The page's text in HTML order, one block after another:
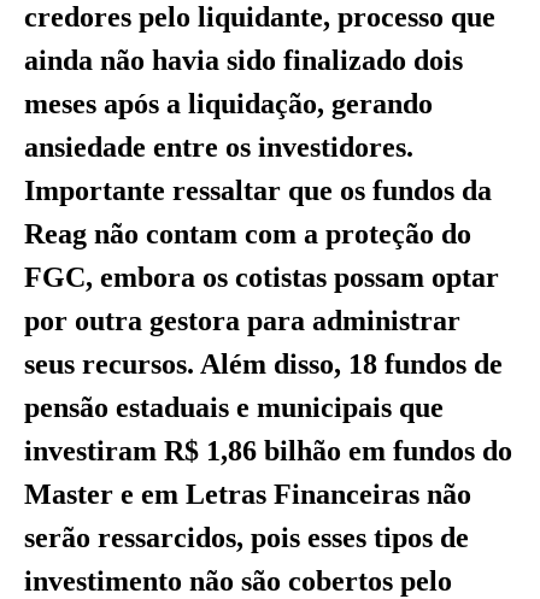
credores pelo liquidante, processo que
ainda não havia sido finalizado dois
meses após a liquidação, gerando
ansiedade entre os investidores.
Importante ressaltar que os fundos da
Reag não contam com a proteção do
FGC, embora os cotistas possam optar
por outra gestora para administrar
seus recursos. Além disso, 18 fundos de
pensão estaduais e municipais que
investiram R$ 1,86 bilhão em fundos do
Master e em Letras Financeiras não
serão ressarcidos, pois esses tipos de
investimento não são cobertos pelo